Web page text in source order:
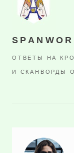
ОТВЕТЫ НА
И СКАНВОРДЫ